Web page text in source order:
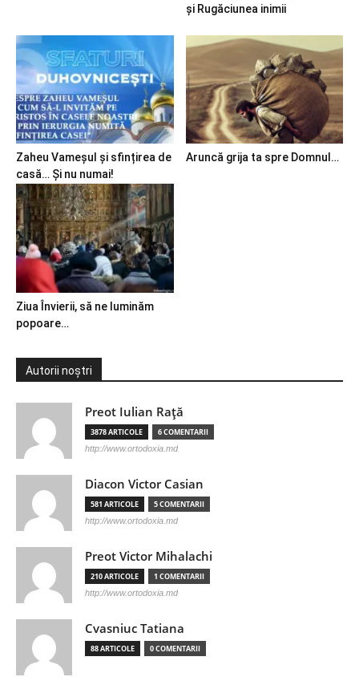
și Rugăciunea inimii
Zaheu Vameșul și sfințirea de
casă… Și nu numai!
Aruncă grija ta spre Domnul…
Ziua Învierii, să ne luminăm
popoare…
Autorii noștri
Preot Iulian Raţă
3878 ARTICOLE 6 COMENTARII
http://www.ortodoxia.md
Diacon Victor Casian
581 ARTICOLE 5 COMENTARII
http://www.ortodoxia.md
Preot Victor Mihalachi
210 ARTICOLE 1 COMENTARII
http://www.ortodoxia.md
Cvasniuc Tatiana
88 ARTICOLE 0 COMENTARII